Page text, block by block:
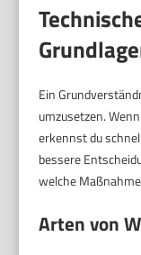
Ein
umzusetzen.
erkennst du
bessere
welche
Arten von